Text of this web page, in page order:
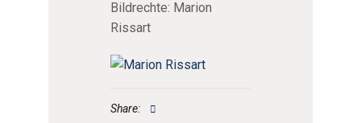
Bildrechte: Marion
Rissart
Share: